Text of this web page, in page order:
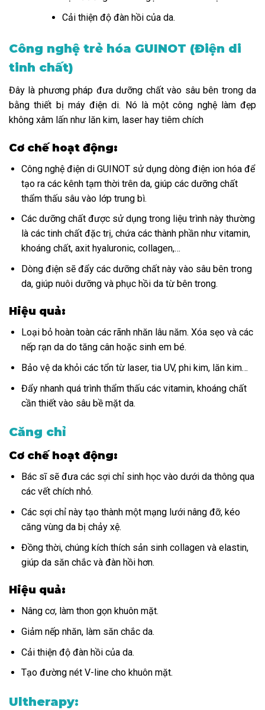
Cải thiện độ đàn hồi của da.
Công nghệ trẻ hóa GUINOT (Điện di
tinh chất)
Đây là phương pháp đưa dưỡng chất vào sâu bên trong da
bằng thiết bị máy điện di. Nó là một công nghệ làm đẹp
không xâm lấn như lăn kim, laser hay tiêm chích
Cơ chế hoạt động:
Công nghệ điện di GUINOT sử dụng dòng điện ion hóa để
tạo ra các kênh tạm thời trên da, giúp các dưỡng chất
thẩm thấu sâu vào lớp trung bì.
Các dưỡng chất được sử dụng trong liệu trình này thường
là các tinh chất đặc trị, chứa các thành phần như vitamin,
khoáng chất, axit hyaluronic, collagen,…
Dòng điện sẽ đẩy các dưỡng chất này vào sâu bên trong
da, giúp nuôi dưỡng và phục hồi da từ bên trong.
Hiệu quả:
Loại bỏ hoàn toàn các rãnh nhăn lâu năm. Xóa sẹo và các
nếp rạn da do tăng cân hoặc sinh em bé.
Bảo vệ da khỏi các tổn từ laser, tia UV, phi kim, lăn kim…
Đẩy nhanh quá trình thẩm thấu các vitamin, khoáng chất
cần thiết vào sâu bề mặt da.
Căng chỉ
Cơ chế hoạt động:
Bác sĩ sẽ đưa các sợi chỉ sinh học vào dưới da thông qua
các vết chích nhỏ.
Các sợi chỉ này tạo thành một mạng lưới nâng đỡ, kéo
căng vùng da bị chảy xệ.
Đồng thời, chúng kích thích sản sinh collagen và elastin,
giúp da săn chắc và đàn hồi hơn.
Hiệu quả:
Nâng cơ, làm thon gọn khuôn mặt.
Giảm nếp nhăn, làm săn chắc da.
Cải thiện độ đàn hồi của da.
Tạo đường nét V-line cho khuôn mặt.
Ultherapy: